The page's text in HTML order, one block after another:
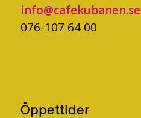
info@cafekubanen.se
076-107 64 00
Öppettider